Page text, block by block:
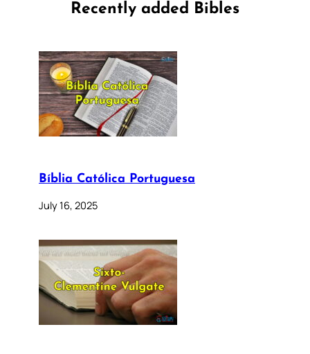
Recently added Bibles
Bíblia Católica Portuguesa
July 16, 2025